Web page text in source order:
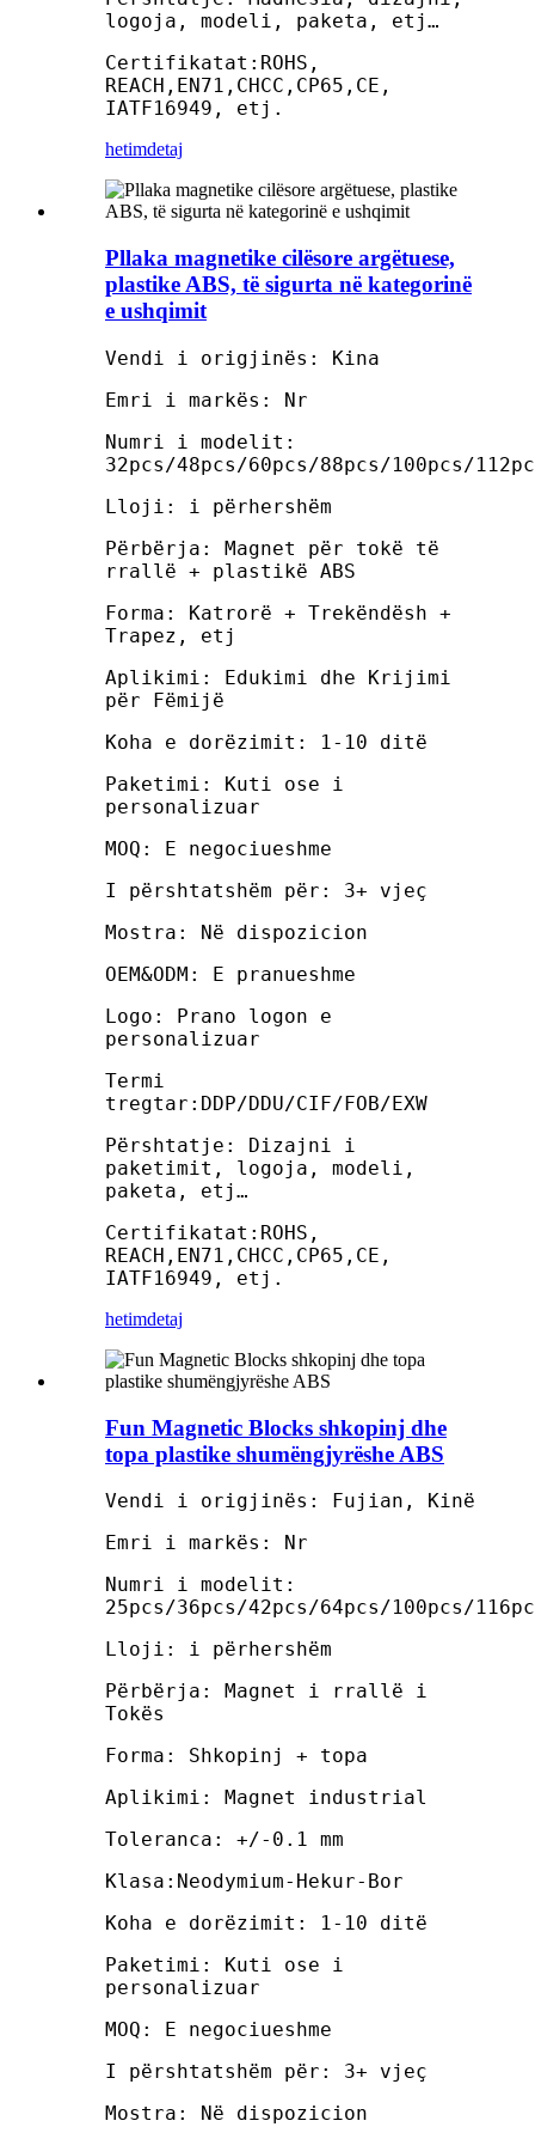
logoja, modeli, paketa, etj…
Certifikatat:ROHS,
REACH,EN71,CHCC,CP65,CE,
IATF16949, etj.
hetimdetaj
Pllaka magnetike cilësore argëtuese,
plastike ABS, të sigurta në kategorinë
e ushqimit
Vendi i origjinës: Kina
Emri i markës: Nr
Numri i modelit:
32pcs/48pcs/60pcs/88pcs/100pcs/
Lloji: i përhershëm
Përbërja: Magnet për tokë të
rrallë + plastikë ABS
Forma: Katrorë + Trekëndësh +
Trapez, etj
Aplikimi: Edukimi dhe Krijimi
për Fëmijë
Koha e dorëzimit: 1-10 ditë
Paketimi: Kuti ose i
personalizuar
MOQ: E negociueshme
I përshtatshëm për: 3+ vjeç
Mostra: Në dispozicion
OEM&ODM: E pranueshme
Logo: Prano logon e
personalizuar
Termi
tregtar:DDP/DDU/CIF/FOB/EXW
Përshtatje: Dizajni i
paketimit, logoja, modeli,
paketa, etj…
Certifikatat:ROHS,
REACH,EN71,CHCC,CP65,CE,
IATF16949, etj.
hetimdetaj
Fun Magnetic Blocks shkopinj dhe
topa plastike shumëngjyrëshe ABS
Vendi i origjinës: Fujian, Kinë
Emri i markës: Nr
Numri i modelit:
25pcs/36pcs/42pcs/64pcs/100pcs/
Lloji: i përhershëm
Përbërja: Magnet i rrallë i
Tokës
Forma: Shkopinj + topa
Aplikimi: Magnet industrial
Toleranca: +/-0.1 mm
Klasa:Neodymium-Hekur-Bor
Koha e dorëzimit: 1-10 ditë
Paketimi: Kuti ose i
personalizuar
MOQ: E negociueshme
I përshtatshëm për: 3+ vjeç
Mostra: Në dispozicion